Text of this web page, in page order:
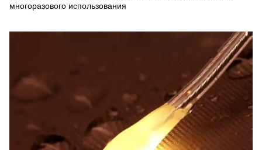
многоразового использования